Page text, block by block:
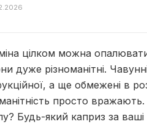
цілком можна
дуже різноманітні.
а ще обмежені в
просто вражають.
Будь-який каприз за ваші